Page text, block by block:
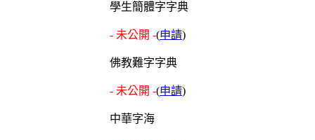
學生簡體字字典
- 未公開 -(申請)
佛教難字字典
- 未公開 -(申請)
中華字海